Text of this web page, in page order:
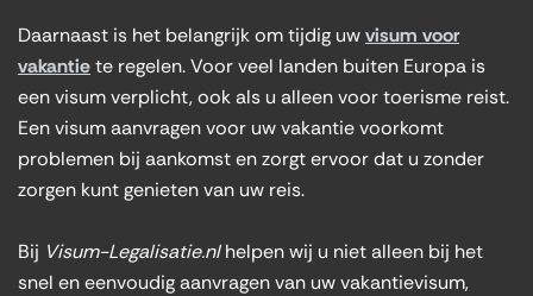
Daarnaast is het belangrijk om tijdig uwvisum voor
vakantiete regelen. Voor veel landen buiten Europa is
een visum verplicht, ook als u alleen voor toerisme reist.
Een visum aanvragen voor uw vakantie voorkomt
problemen bij aankomst en zorgt ervoor dat u zonder
zorgen kunt genieten van uw reis.
Bij Visum-Legalisatie.nlhelpen wij u niet alleen bij het
snel en eenvoudig aanvragen van uw vakantievisum,